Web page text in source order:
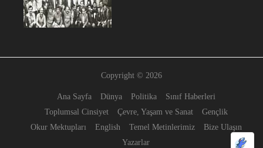
Copyright © 2026
Ana Sayfa Dünya Politika
Sınıf Haberleri
Toplumsal Cinsiyet
Çevre, Yaşam ve Sanat
Gençlik
Okur Mektupları
English Temel Metinlerimiz
Bize Ulaşın
Yazarlar